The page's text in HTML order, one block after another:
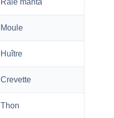
Raie manta
Moule
Huître
Crevette
Thon